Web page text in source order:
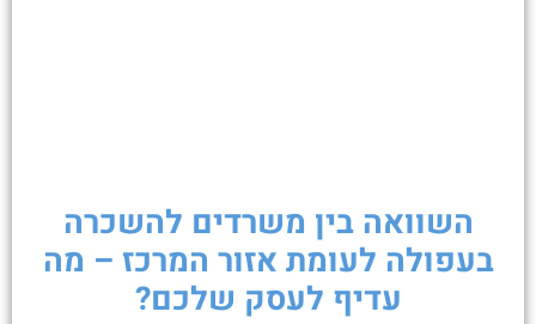
השוואה בין משרדים להשכרה
בעפולה לעומת אזור המרכז – מה
עדיף לעסק שלכם?